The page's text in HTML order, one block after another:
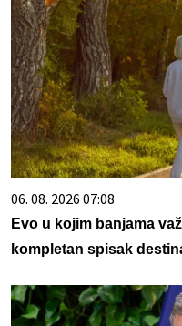
06. 08. 2026 07:08
Evo u kojim banjama
kompletan spisak